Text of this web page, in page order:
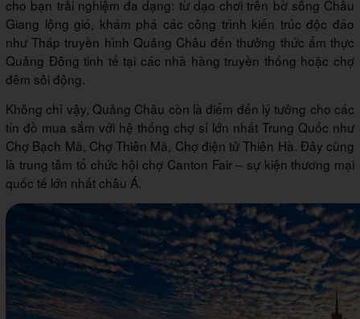
cho bạn trải nghiệm đa dạng: từ dạo chơi trên bờ sông Châu
Giang lộng gió, khám phá các công trình kiến trúc độc đáo
như Tháp truyền hình Quảng Châu đến thưởng thức ẩm thực
Quảng Đông tinh tế tại các nhà hàng truyền thống hoặc chợ
đêm sôi động.
Không chỉ vậy, Quảng Châu còn là điểm đến lý tưởng cho các
tín đồ mua sắm với hệ thống chợ sỉ lớn nhất Trung Quốc như
Chợ Bạch Mã, Chợ Thiên Mã, Chợ điện tử Thiên Hà. Đây cũng
là trung tâm tổ chức hội chợ Canton Fair – sự kiện thương mại
quốc tế lớn nhất châu Á.